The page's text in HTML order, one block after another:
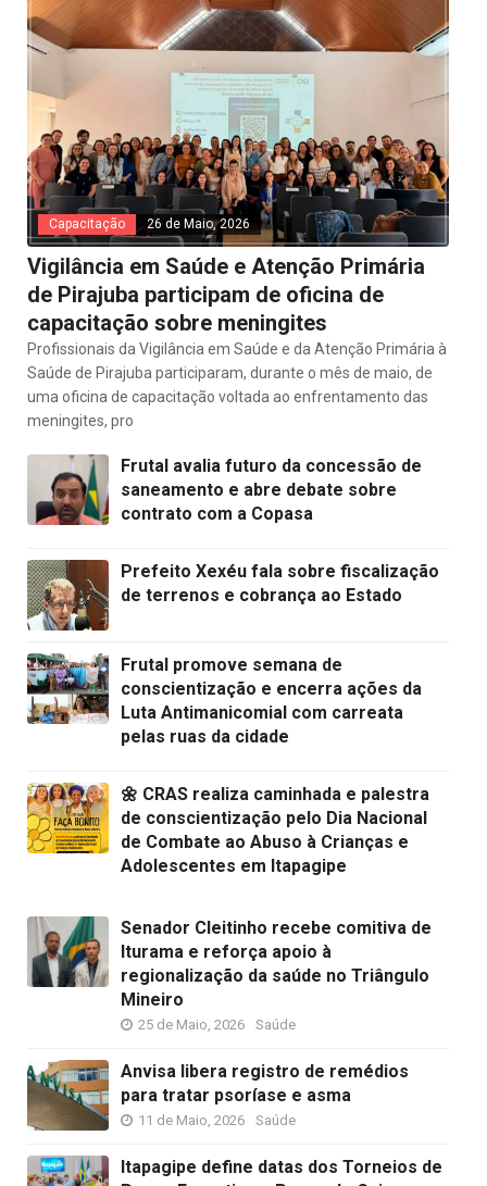
Capacitação 26 de Maio, 2026
Vigilância em Saúde e Atenção Primária
de Pirajuba participam de oficina de
capacitação sobre meningites
Profissionais da Vigilância em Saúde e da Atenção Primária à
Saúde de Pirajuba participaram, durante o mês de maio, de
uma oficina de capacitação voltada ao enfrentamento das
meningites, pro
Frutal avalia futuro da concessão de
saneamento e abre debate sobre
contrato com a Copasa
Prefeito Xexéu fala sobre fiscalização
de terrenos e cobrança ao Estado
Frutal promove semana de
conscientização e encerra ações da
Luta Antimanicomial com carreata
pelas ruas da cidade
🌼 CRAS realiza caminhada e palestra
de conscientização pelo Dia Nacional
de Combate ao Abuso à Crianças e
Adolescentes em Itapagipe
Senador Cleitinho recebe comitiva de
Iturama e reforça apoio à
regionalização da saúde no Triângulo
Mineiro
25 de Maio, 2026 Saúde
Anvisa libera registro de remédios
para tratar psoríase e asma
11 de Maio, 2026 Saúde
Itapagipe define datas dos Torneios de